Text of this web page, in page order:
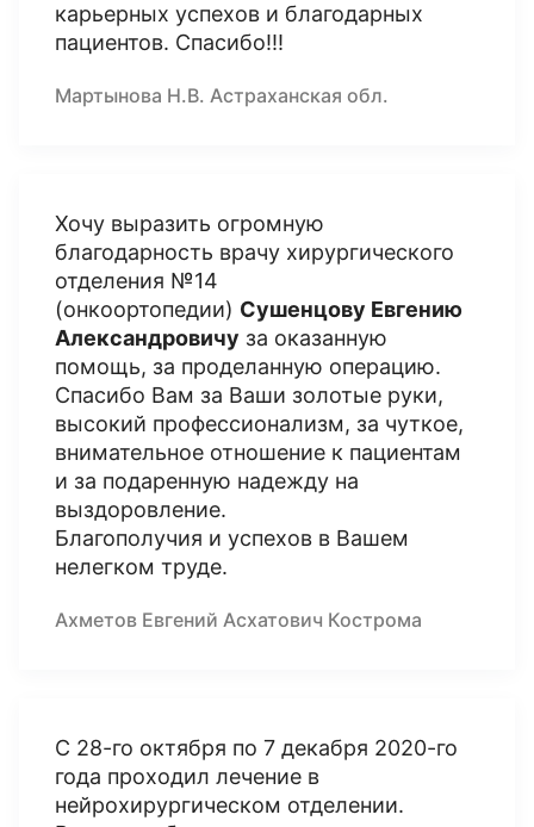
карьерных успехов и благодарных
пациентов. Спасибо!!!
Мартынова Н.В. Астраханская обл.
Хочу выразить огромную
благодарность врачу хирургического
отделения №14
(онкоортопедии) Сушенцову Евгению
Александровичу за оказанную
помощь, за проделанную операцию.
Спасибо Вам за Ваши золотые руки,
высокий профессионализм, за чуткое,
внимательное отношение к пациентам
и за подаренную надежду на
выздоровление.
Благополучия и успехов в Вашем
нелегком труде.
Ахметов Евгений Асхатович Кострома
С 28-го октября по 7 декабря 2020-го
года проходил лечение в
нейрохирургическом отделении.